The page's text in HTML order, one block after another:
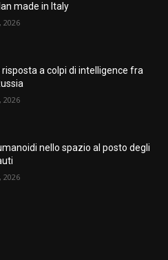
made in Italy
2026
risposta a colpi di intelligence fra
2026
nello spazio al posto degli
2026